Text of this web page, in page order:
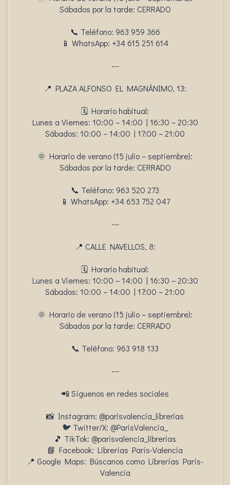
Sábados por la tarde: CERRADO
📞 Teléfono: 963 959 366
📱 WhatsApp: +34 615 251 614
---
📍 PLAZA ALFONSO EL MAGNÁNIMO, 13:
🗓️ Horario habitual:
Lunes a Viernes: 10:00 – 14:00 | 16:30 – 20:30
Sábados: 10:00 – 14:00 | 17:00 – 21:00
🌞 Horario de verano (15 julio – septiembre):
Sábados por la tarde: CERRADO
📞 Teléfono: 963 520 273
📱 WhatsApp: +34 653 752 047
---
📍 CALLE NAVELLOS, 8:
🗓️ Horario habitual:
Lunes a Viernes: 10:00 – 14:00 | 16:30 – 20:30
Sábados: 10:00 – 14:00 | 17:00 – 21:00
🌞 Horario de verano (15 julio – septiembre):
Sábados por la tarde: CERRADO
📞 Teléfono: 963 918 133
---
📲 Síguenos en redes sociales
📸 Instagram: @parisvalencia_librerias
🐦 Twitter/X: @ParisValencia_
🎵 TikTok: @parisvalencia_librerias
📘 Facebook: Librerías París-Valencia
📍 Google Maps: Búscanos como Librerías París-
Valencia